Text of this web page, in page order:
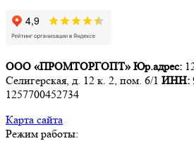
ООО «ПРОМТОРГОПТ» Юр.адрес:
Селигерская, д. 12 к. 2, пом. 6/1 ИНН:
1257700452734
Карта сайта
Режим работы: